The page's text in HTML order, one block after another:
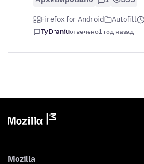
Firefox for Android Autofill
TyDraniuотвечено1 год назад
Mozilla